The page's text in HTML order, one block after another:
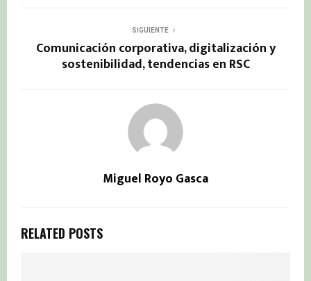
SIGUIENTE
Comunicación corporativa, digitalización y
sostenibilidad, tendencias en RSC
Miguel Royo Gasca
RELATED POSTS